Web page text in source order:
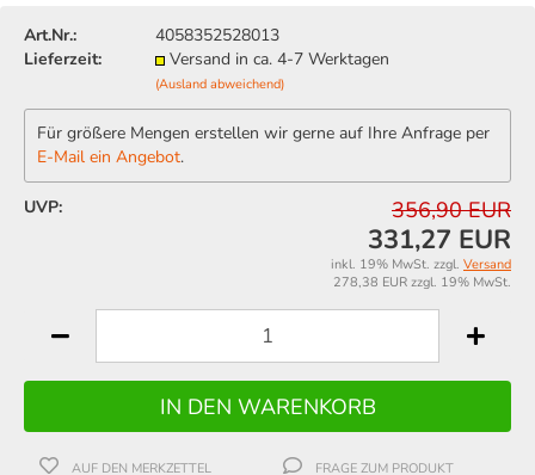
Art.Nr.:
4058352528013
Lieferzeit:
Versand in ca. 4-7 Werktagen
(Ausland abweichend)
Für größere Mengen erstellen wir gerne auf Ihre Anfrage per
E-Mail ein Angebot.
UVP: 356,90 EUR
331,27 EUR
inkl. 19% MwSt. zzgl. Versand
278,38 EUR zzgl. 19% MwSt.
AUF DEN MERKZETTEL FRAGE ZUM PRODUKT